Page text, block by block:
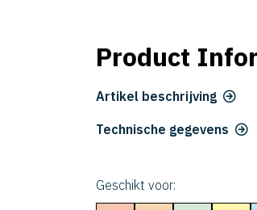
Product
Artikel beschrijving
Technische gegevens
Geschikt voor: